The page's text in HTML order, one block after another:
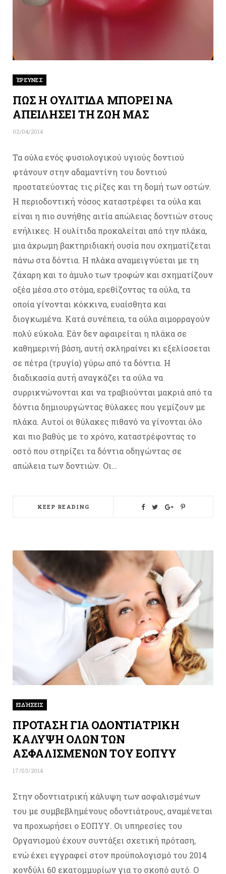
ΈΡΕΥΝΕΣ
ΠΩΣ Η ΟΥΛΙΤΙΔΑ ΜΠΟΡΕΙ ΝΑ
ΑΠΕΙΛΗΣΕΙ ΤΗ ΖΩΗ ΜΑΣ
02/04/2014
Τα ούλα ενός φυσιολογικού υγιούς δοντιού
φτάνουν στην αδαμαντίνη του δοντιού
προστατεύοντας τις ρίζες και τη δομή των οστών.
Η περιοδοντική νόσος καταστρέφει τα ούλα και
είναι η πιο συνήθης αιτία απώλειας δοντιών στους
ενήλικες. Η ουλίτιδα προκαλείται από την πλάκα,
μια άχρωμη βακτηριδιακή ουσία που σχηματίζεται
πάνω στα δόντια. Η πλάκα αναμειγνύεται με τη
ζάχαρη και το άμυλο των τροφών και σχηματίζουν
οξέα μέσα στο στόμα, ερεθίζοντας τα ούλα, τα
οποία γίνονται κόκκινα, ευαίσθητα και
διογκωμένα. Κατά συνέπεια, τα ούλα αιμορραγούν
πολύ εύκολα. Εάν δεν αφαιρείται η πλάκα σε
καθημερινή βάση, αυτή σκληραίνει κι εξελίσσεται
σε πέτρα (τρυγία) γύρω από τα δόντια. Η
διαδικασία αυτή αναγκάζει τα ούλα να
συρρικνώνονται και να τραβιούνται μακριά από τα
δόντια δημιουργώντας θύλακες που γεμίζουν με
πλάκα. Αυτοί οι θύλακες πιθανό να γίνονται όλο
και πιο βαθύς με το χρόνο, καταστρέφοντας το
οστό που στηρίζει τα δόντια οδηγώντας σε
απώλεια των δοντιών. Οι…
KEEP READING
ΕΙΔΉΣΕΙΣ
ΠΡΟΤΑΣΗ ΓΙΑ ΟΔΟΝΤΙΑΤΡΙΚΗ
ΚΑΛΥΨΗ ΟΛΩΝ ΤΩΝ
ΑΣΦΑΛΙΣΜΕΝΩΝ ΤΟΥ ΕΟΠΥΥ
17/03/2014
Στην οδοντιατρική κάλυψη των ασφαλισμένων
του με συμβεβλημένους οδοντιάτρους, αναμένεται
να προχωρήσει ο ΕΟΠΥΥ. Οι υπηρεσίες του
Οργανισμού έχουν συντάξει σχετική πρόταση,
ενώ έχει εγγραφεί στον προϋπολογισμό του 2014
κονδύλι 60 εκατομμυρίων για το σκοπό αυτό. O